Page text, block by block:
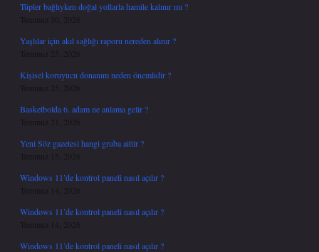
Tüpler bağlıyken doğal yollarla hamile kalınır mı ?
Temmuz 30, 2026
Yaşlılar için akıl sağlığı raporu nereden alınır ?
Temmuz 25, 2026
Kişisel koruyucu donanım neden önemlidir ?
Temmuz 25, 2026
Basketbolda 6. adam ne anlama gelir ?
Temmuz 21, 2026
Yeni Söz gazetesi hangi gruba aittir ?
Temmuz 15, 2026
Windows 11’de kontrol paneli nasıl açılır ?
Temmuz 14, 2026
Windows 11’de kontrol paneli nasıl açılır ?
Temmuz 14, 2026
Windows 11’de kontrol paneli nasıl açılır ?